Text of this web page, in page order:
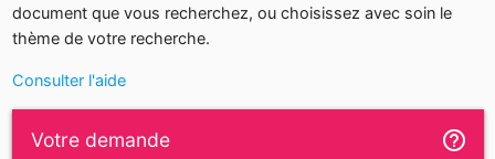
document que vous recherchez, ou choisissez avec soin le
thème de votre recherche.
Consulter l'aide
Votre demande help_outline